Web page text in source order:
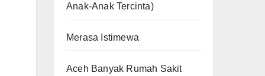
Anak-Anak Tercinta)
Merasa Istimewa
Aceh Banyak Rumah Sakit